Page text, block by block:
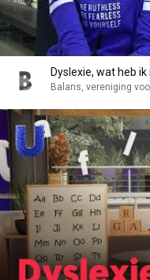
Dyslexie, wat heb ik
Balans, vereniging